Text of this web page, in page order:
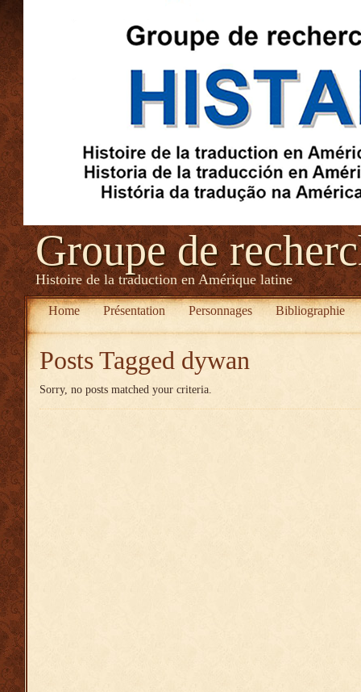
Groupe de
Histoire de la traduction en Amérique latine
Home Présentation Personnages Bibliographie
Posts Tagged dywan
Sorry, no posts matched your criteria.